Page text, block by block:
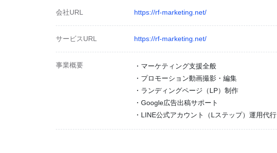
会社URL https://rf-marketing.net/
サービスURL https://rf-marketing.net/
事業概要
・マーケティング支援全般
・プロモーション動画撮影・編集
・ランディングページ（LP）制作
・Google広告出稿サポート
・LINE公式アカウント（Lステップ）運用代行